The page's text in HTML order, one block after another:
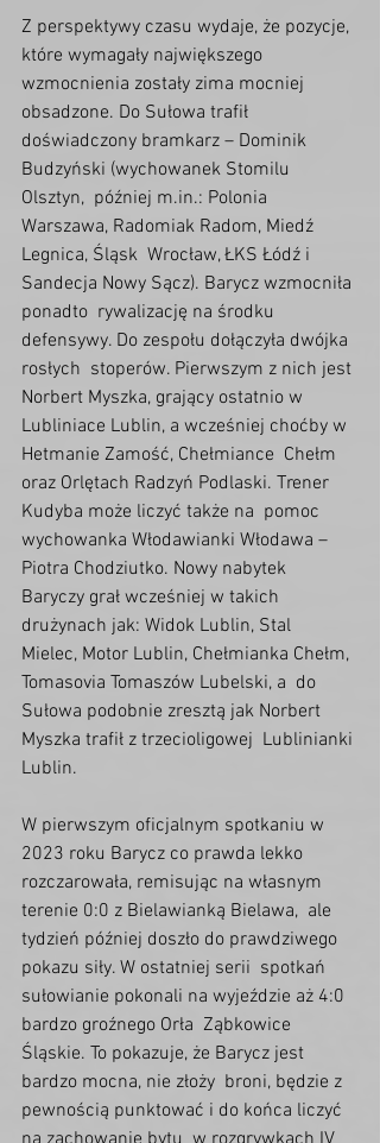
Z perspektywy czasu wydaje, że pozycje,
które wymagały największego
wzmocnienia zostały zima mocniej
obsadzone. Do Sułowa trafił
doświadczony bramkarz – Dominik
Budzyński (wychowanek Stomilu
Olsztyn,  później m.in.: Polonia
Warszawa, Radomiak Radom, Miedź
Legnica, Śląsk  Wrocław, ŁKS Łódź i
Sandecja Nowy Sącz). Barycz wzmocniła
ponadto  rywalizację na środku
defensywy. Do zespołu dołączyła dwójka
rosłych  stoperów. Pierwszym z nich jest
Norbert Myszka, grający ostatnio w
Lubliniace Lublin, a wcześniej choćby w
Hetmanie Zamość, Chełmiance  Chełm
oraz Orlętach Radzyń Podlaski. Trener
Kudyba może liczyć także na  pomoc
wychowanka Włodawianki Włodawa –
Piotra Chodziutko. Nowy nabytek
Baryczy grał wcześniej w takich
drużynach jak: Widok Lublin, Stal
Mielec, Motor Lublin, Chełmianka Chełm,
Tomasovia Tomaszów Lubelski, a  do
Sułowa podobnie zresztą jak Norbert
Myszka trafił z trzecioligowej  Lublinianki
Lublin.
W pierwszym oficjalnym spotkaniu w
2023 roku Barycz co prawda lekko
rozczarowała, remisując na własnym
terenie 0:0 z Bielawianką Bielawa,  ale
tydzień później doszło do prawdziwego
pokazu siły. W ostatniej serii  spotkań
sułowianie pokonali na wyjeździe aż 4:0
bardzo groźnego Orła  Ząbkowice
Śląskie. To pokazuje, że Barycz jest
bardzo mocna, nie złoży  broni, będzie z
pewnością punktować i do końca liczyć